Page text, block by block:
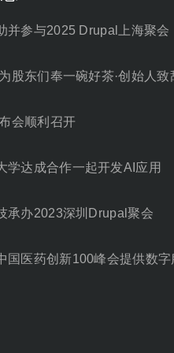
并参与2025 Drupal上海聚会
股东们奉一碗好茶·创始人致
会顺利召开
学达成合作一起开发AI应用
承办2023深圳Drupal聚会
国医药创新100峰会提供数字